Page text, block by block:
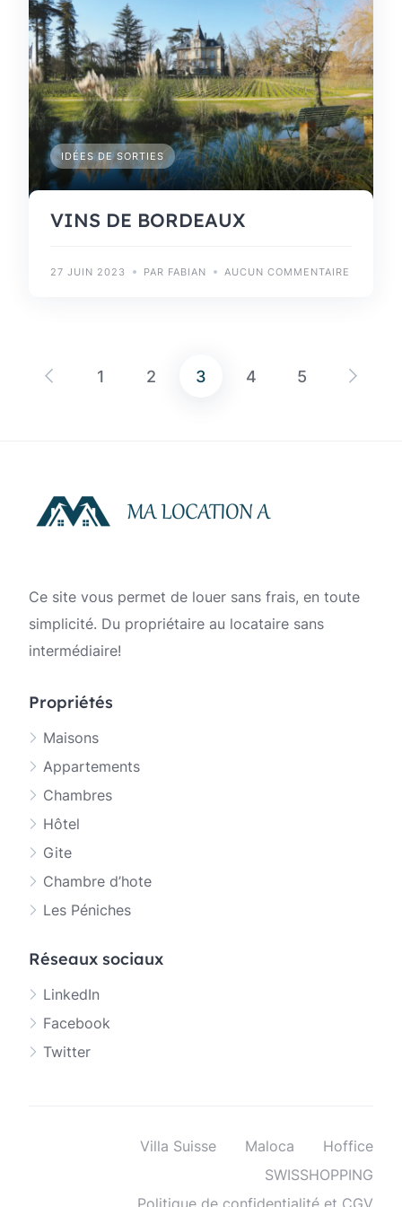
IDÉES DE SORTIES
VINS DE BORDEAUX
27 JUIN 2023 PAR FABIAN AUCUN COMMENTAIRE
Pagination
1 2 3 4 5
Ce site vous permet de louer sans frais, en toute
simplicité. Du propriétaire au locataire sans
intermédiaire!
Propriétés
Maisons
Appartements
Chambres
Hôtel
Gite
Chambre d’hote
Les Péniches
Réseaux sociaux
LinkedIn
Facebook
Twitter
Villa Suisse Maloca
Hoffice
SWISSHOPPING
Politique de confidentialité et CGV